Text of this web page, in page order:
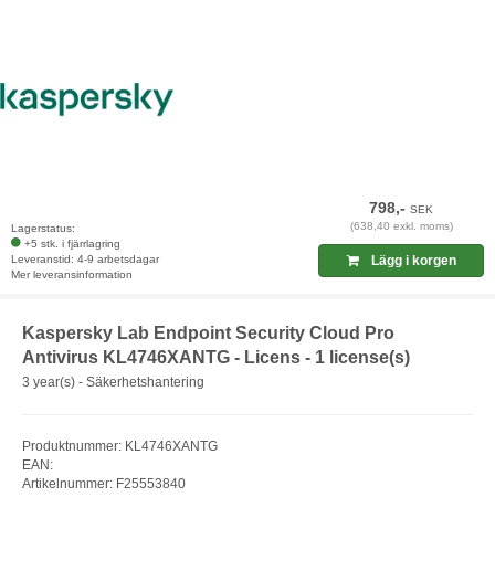
Lagerstatus:
+5 stk. i fjärrlagring
Leveranstid: 4-9 arbetsdagar
Mer leveransinformation
798,-SEK
(638,40 exkl. moms)
Lägg i korgen
Kaspersky Lab Endpoint Security Cloud Pro
Antivirus KL4746XANTG - Licens - 1 license(s)
3 year(s) - Säkerhetshantering
Produktnummer: KL4746XANTG
EAN:
Artikelnummer: F25553840